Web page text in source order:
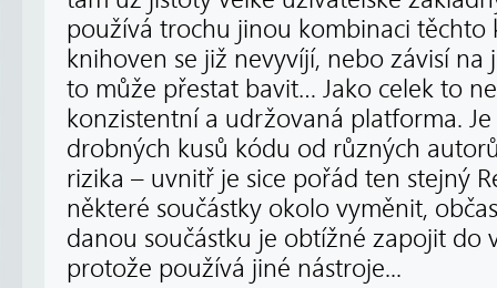
používá trochu jinou kombinaci těchto
knihoven se již nevyvíjí, nebo závisí
to může přestat bavit… Jako celek to
konzistentní a udržovaná platforma.
drobných kusů kódu od různých
rizika – uvnitř je sice pořád ten stejný
některé součástky okolo vyměnit,
danou součástku je obtížné zapojit do
protože používá jiné nástroje...